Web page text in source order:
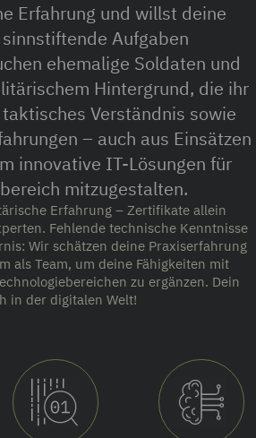
Erfahrung und willst deine
Aufgaben
ehemalige Soldaten und
Hintergrund, die ihr
Verständnis sowie
– auch aus Einsätzen
innovative IT-Lösungen für
mitzugestalten.
Erfahrung – Zertifikate allein
Fehlende technische Kenntnisse
Wir schätzen deine Praxiserfahrung
als Team, um deine Fähigkeiten mit
zu ergänzen. Dein
in der digitalen Welt!